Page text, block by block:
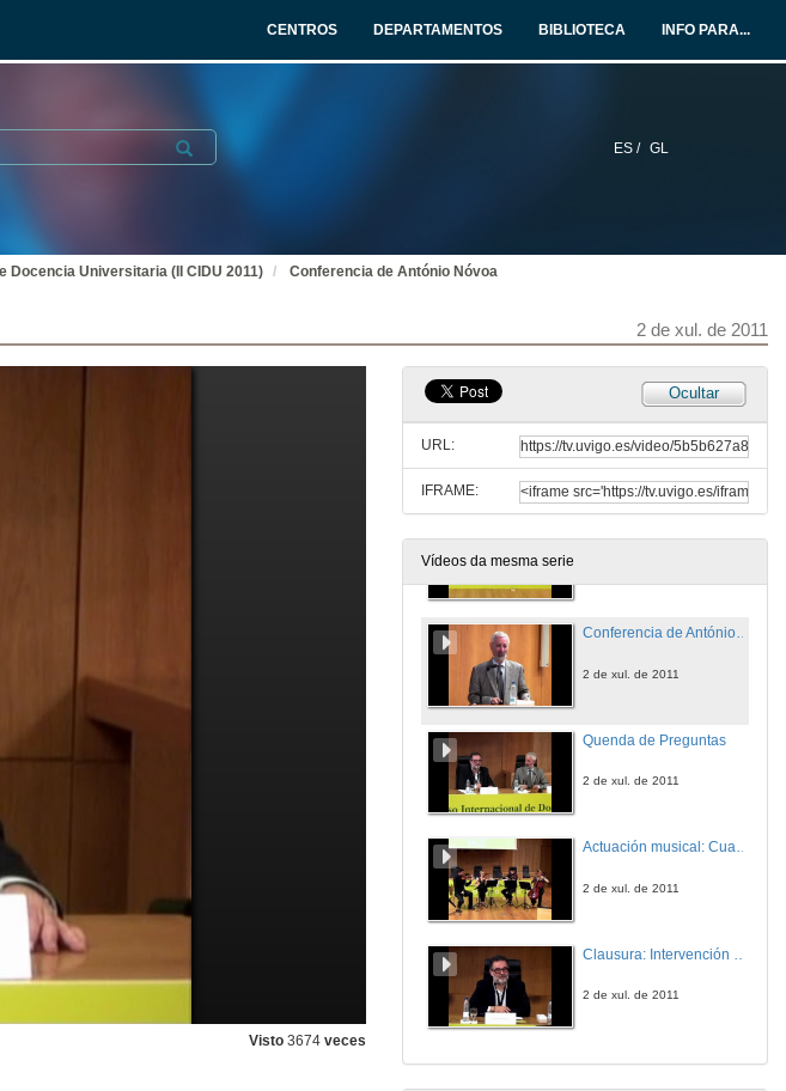
CENTROS DEPARTAMENTOS BIBLIOTECA INFO PARA...
ES / GL
Submit
Docencia Universitaria (II CIDU 2011) Conferencia de António Nóvoa
2 de xul. de 2011
Visto 3674 veces
Ocultar
URL:
IFRAME:
Vídeos da mesma serie
30 de xuño de 2011
1 de xul. de 2011
Conferencia de António Nóvoa
2 de xul. de 2011
Quenda de Preguntas
2 de xul. de 2011
Actuación musical: Cuarteto Aurum
2 de xul. de 2011
2 de xul. de 2011